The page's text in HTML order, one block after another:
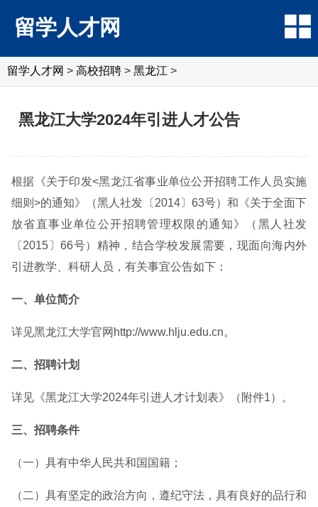
留学人才网
留学人才网 > 高校招聘 > 黑龙江 >
黑龙江大学2024年引进人才公告
根据《关于印发<黑龙江省事业单位公开招聘工作人员实施
细则>的通知》（黑人社发〔2014〕63号）和《关于全面下
放省直事业单位公开招聘管理权限的通知》（黑人社发
〔2015〕66号）精神，结合学校发展需要，现面向海内外
引进教学、科研人员，有关事宜公告如下：
一、单位简介
详见黑龙江大学官网http://www.hlju.edu.cn。
二、招聘计划
详见《黑龙江大学2024年引进人才计划表》（附件1）。
三、招聘条件
（一）具有中华人民共和国国籍；
（二）具有坚定的政治方向，遵纪守法，具有良好的品行和